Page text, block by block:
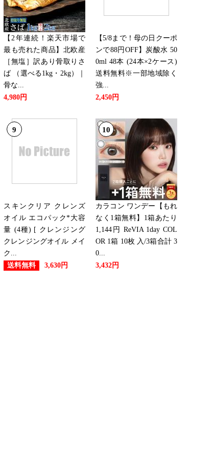
【2年連続！楽天市場で
最も売れた商品】北欧産
［無塩］訳あり骨取りさ
ば （選べる1kg・2kg）｜
骨な...
4,980円
【5/8まで！母の日クーポ
ンで88円OFF】炭酸水 50
0ml 48本 (24本×2ケース)
送料無料※一部地域除く
強...
2,450円
9
スキンクリア クレンズ
オイル エコパック*大容
量 (4種) [ クレンジング
クレンジングオイル メイ
ク...
送料無料
3,630円
10
カラコン ワンデー【もれ
なく1箱無料】1箱あたり
1,144円 ReVIA 1day COL
OR 1箱 10枚 入/3箱合計 3
0...
3,432円